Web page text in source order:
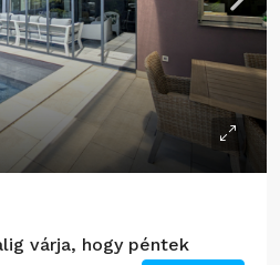
várja, hogy péntek